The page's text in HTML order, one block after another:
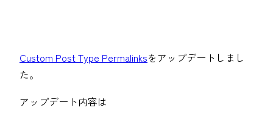
Custom Post Type Permalinksをアップデートしまし
た。
アップデート内容は